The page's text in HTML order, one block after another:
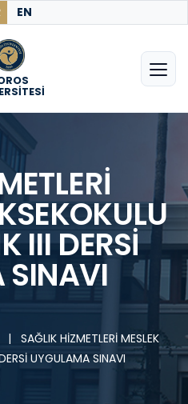
EN
III DERSİ
SINAVI
|
SAĞLIK HİZMETLERİ MESLEK
UYGULAMA SINAVI